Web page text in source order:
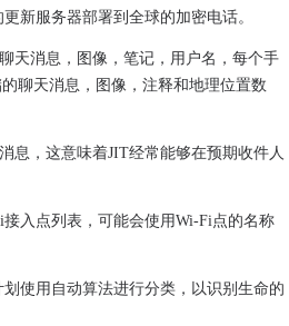
场失败'
府的税收政策
混合云
新服务器部署到全球的加密电话。
天消息，图像，笔记，用户名，每个手
聊天消息，图像，注释和地理位置数
息，这意味着JIT经常能够在预期收件人
入点列表，可能会使用Wi-Fi点的名称
使用自动算法进行分类，以识别生命的